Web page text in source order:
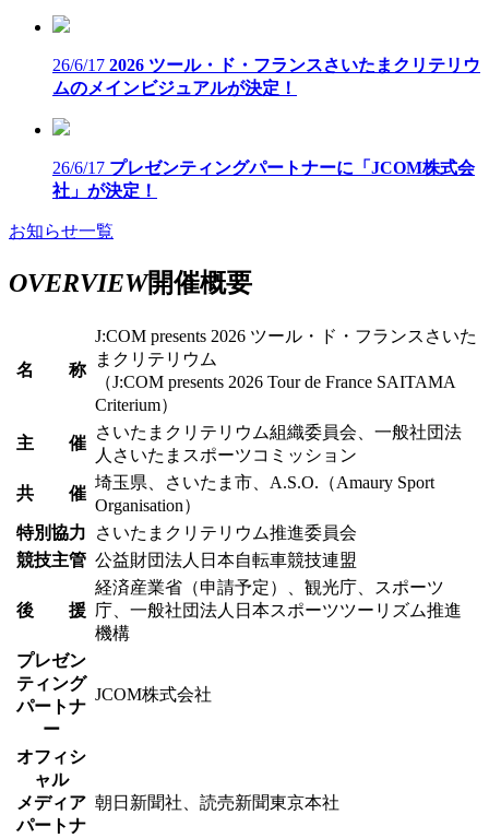
26/6/17 2026 ツール・ド・フランスさいたまクリテリウ
ムのメインビジュアルが決定！
26/6/17 プレゼンティングパートナーに「JCOM株式会
社」が決定！
お知らせ一覧
OVERVIEW開催概要
名 称
J:COM presents 2026 ツール・ド・フランスさいた
まクリテリウム
（J:COM presents 2026 Tour de France SAITAMA
Criterium）
主 催
さいたまクリテリウム組織委員会、一般社団法
人さいたまスポーツコミッション
共 催
埼玉県、さいたま市、A.S.O.（Amaury Sport
Organisation）
特別協力
さいたまクリテリウム推進委員会
競技主管 公益財団法人日本自転車競技連盟
後 援
経済産業省（申請予定）、観光庁、スポーツ
庁、一般社団法人日本スポーツツーリズム推進
機構
プレゼン
ティング
パートナ
ー
JCOM株式会社
オフィシ
ャル
メディア
パートナ
朝日新聞社、読売新聞東京本社